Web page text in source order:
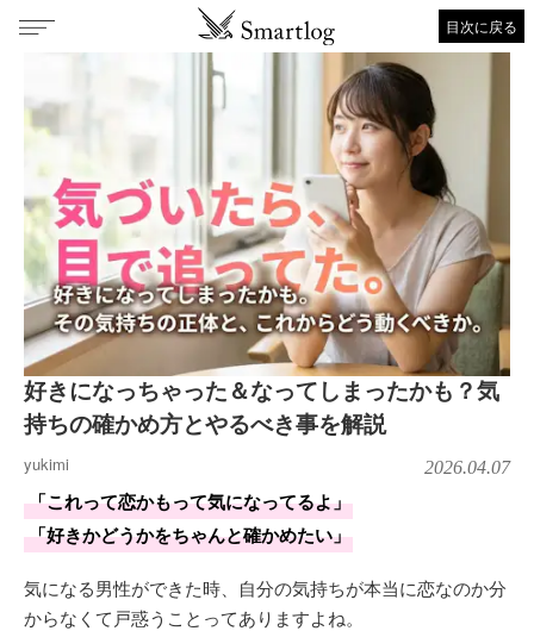
目次に戻る
好きになっちゃった＆なってしまったかも？気
持ちの確かめ方とやるべき事を解説
yukimi 2026.04.07
「これって恋かもって気になってるよ」
「好きかどうかをちゃんと確かめたい」
気になる男性ができた時、自分の気持ちが本当に恋なのか分
からなくて戸惑うことってありますよね。